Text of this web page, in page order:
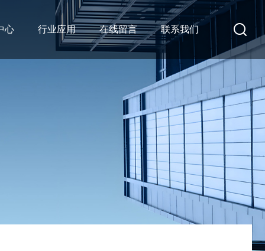
心 行业应用 在线留言 联系我们